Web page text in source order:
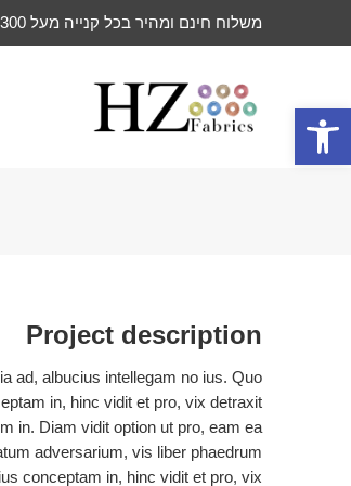
פתח סרגל נגישות
משלוח חינם ומהיר בכל קנייה מעל 300 ₪
Project description
ad, albucius intellegam no ius. Quo
in, hinc vidit et pro, vix detraxit
in. Diam vidit option ut pro, eam ea
adversarium, vis liber phaedrum
conceptam in, hinc vidit et pro, vix